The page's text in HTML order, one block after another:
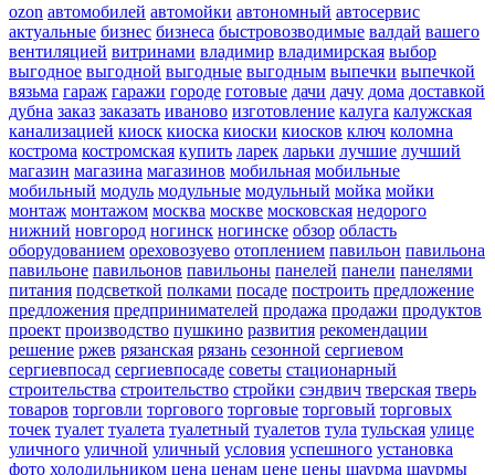
ozon автомобилей автомойки автономный автосервис
актуальные бизнес бизнеса быстровозводимые валдай вашего
вентиляцией витринами владимир владимирская выбор
выгодное выгодной выгодные выгодным выпечки выпечкой
вязьма гараж гаражи городе готовые дачи дачу дома доставкой
дубна заказ заказать иваново изготовление калуга калужская
канализацией киоск киоска киоски киосков ключ коломна
кострома костромская купить ларек ларьки лучшие лучший
магазин магазина магазинов мобильная мобильные
мобильный модуль модульные модульный мойка мойки
монтаж монтажом москва москве московская недорого
нижний новгород ногинск ногинске обзор область
оборудованием ореховозуево отоплением павильон павильона
павильоне павильонов павильоны панелей панели панелями
питания подсветкой полками посаде построить предложение
предложения предпринимателей продажа продажи продуктов
проект производство пушкино развития рекомендации
решение ржев рязанская рязань сезонной сергиевом
сергиевпосад сергиевпосаде советы стационарный
строительства строительство стройки сэндвич тверская тверь
товаров торговли торгового торговые торговый торговых
точек туалет туалета туалетный туалетов тула тульская улице
уличного уличной уличный условия успешного установка
фото холодильником цена ценам цене цены шаурма шаурмы